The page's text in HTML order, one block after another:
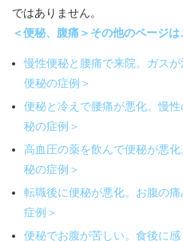
ではありません。
＜便秘、腹痛＞その他のページ
慢性便秘と腰痛で来院。ガス
便秘の症例＞
便秘と冷えで腰痛が悪化。慢
秘の症例＞
高血圧の薬を飲んで便秘が悪
秘の症例＞
転職後に便秘が悪化。お腹の
症例＞
便秘でお腹が苦しい。食後に